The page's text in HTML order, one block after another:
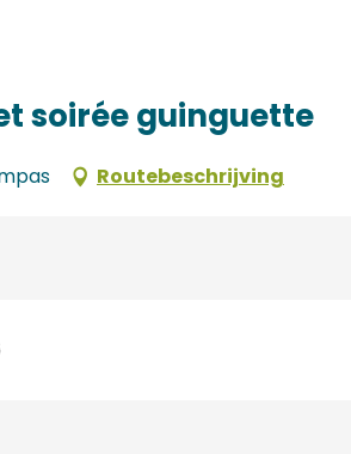
soirée guinguette
Routebeschrijving